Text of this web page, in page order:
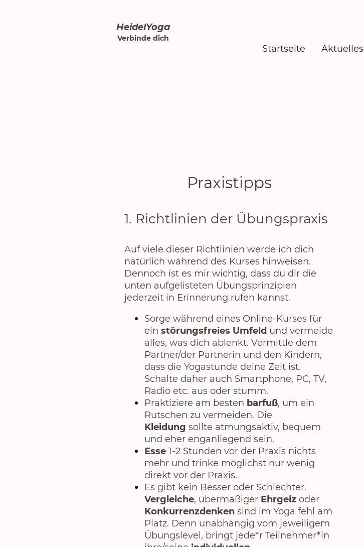
HeidelYoga
Verbinde dich
Startseite Aktuelles
Praxistipps
1. Richtlinien der Übungspraxis
Auf viele dieser Richtlinien werde ich dich
natürlich während des Kurses hinweisen.
Dennoch ist es mir wichtig, dass du dir die
unten aufgelisteten Übungsprinzipien
jederzeit in Erinnerung rufen kannst.
Sorge während eines Online-Kurses für
ein störungsfreies Umfeld und vermeide
alles, was dich ablenkt. Vermittle dem
Partner/der Partnerin und den Kindern,
dass die Yogastunde deine Zeit ist.
Schalte daher auch Smartphone, PC, TV,
Radio etc. aus oder stumm.
Praktiziere am besten barfuß, um ein
Rutschen zu vermeiden. Die
Kleidung sollte atmungsaktiv, bequem
und eher enganliegend sein.
Esse 1-2 Stunden vor der Praxis nichts
mehr und trinke möglichst nur wenig
direkt vor der Praxis.
Es gibt kein Besser oder Schlechter.
Vergleiche, übermäßiger Ehrgeiz oder
Konkurrenzdenken sind im Yoga fehl am
Platz. Denn unabhängig vom jeweiligem
Übungslevel, bringt jede*r Teilnehmer*in